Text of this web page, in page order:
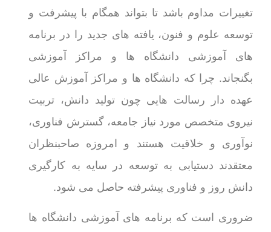
تغییرات مداوم باشد تا بتواند همگام با پیشرفت و
توسعه علوم و فنون، یافته های جدید را در برنامه
های آموزشی دانشگاه ها و مراکز آموزشی
بگنجاند. چرا که دانشگاه ها و مراکز آموزش عالی
عهده دار رسالت هایی چون تولید دانش، تربیت
نیروی متخصص مورد نیاز جامعه، گسترش فناوری،
نوآوری و خلاقیت هستند و امروزه صاحبنظران
معتقدند دستیابی به توسعه در سایه به کارگیری
دانش روز و فناوری پیشرفته حاصل می شود.
ضروری است که برنامه های آموزشی دانشگاه ها